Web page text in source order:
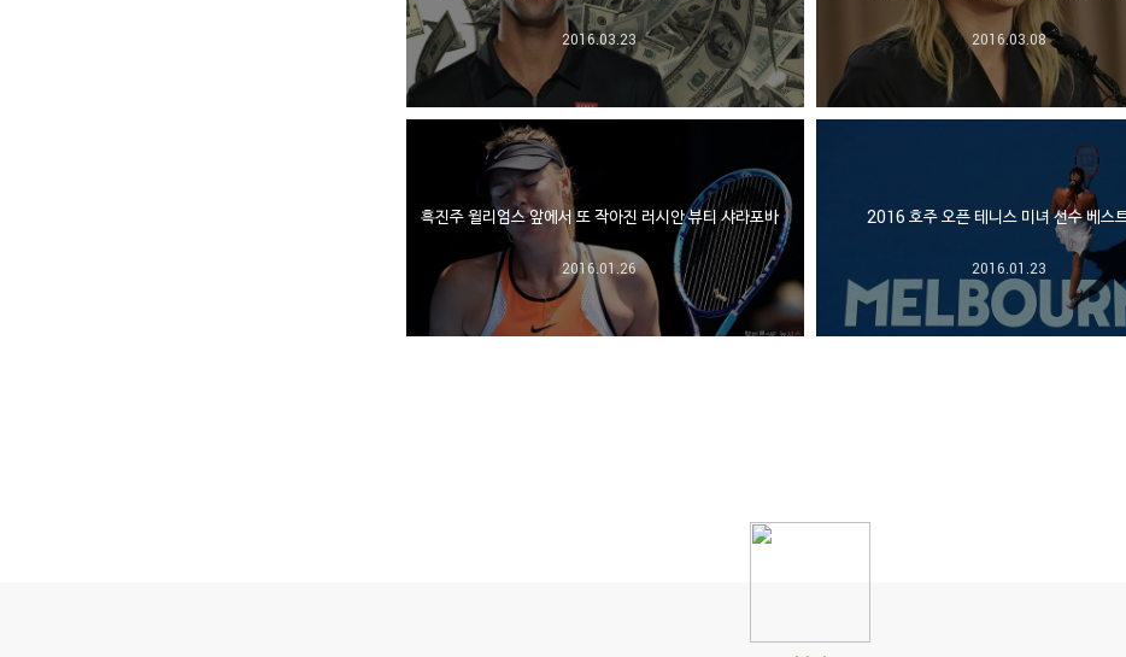
2016.03.23 2016.03.08
흑진주 윌리엄스 앞에서 또 작아진 러시안 뷰티 샤라포바
2016.01.26
2016 호주 오픈 테니스 미녀 선수 베스
2016.01.23